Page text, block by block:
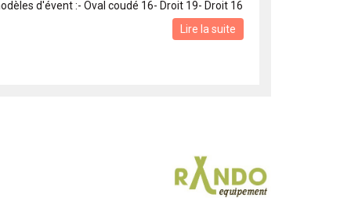
d'évent :- Oval coudé 16- Droit 19- Droit 16
Lire la suite